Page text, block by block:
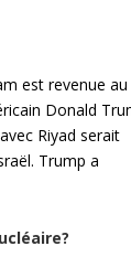
est revenue au
Donald
Riyad serait
Trump a